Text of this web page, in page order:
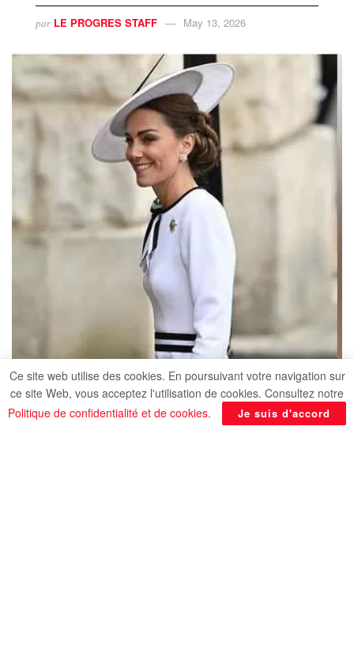
par LE PROGRES STAFF May 13, 2026
Ce site web utilise des cookies. En poursuivant votre navigation sur
ce site Web, vous acceptez l'utilisation de cookies. Consultez notre
Politique de confidentialité et de cookies. Je suis d'accord